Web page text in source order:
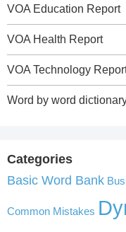
VOA Education Report
VOA Health Report
VOA Technology
Word by word
Categories
Basic Word Bank
Common Mistakes